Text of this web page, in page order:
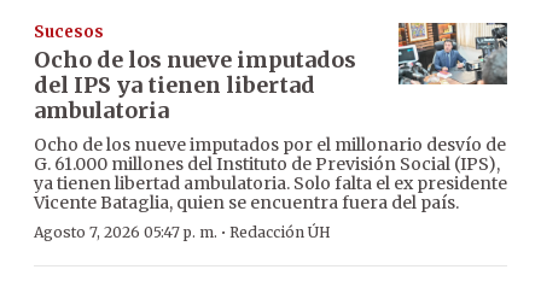
Sucesos
Ocho de los nueve imputados
del IPS ya tienen libertad
ambulatoria
Ocho de los nueve imputados por el millonario desvío de
G. 61.000 millones del Instituto de Previsión Social (IPS),
ya tienen libertad ambulatoria. Solo falta el ex presidente
Vicente Bataglia, quien se encuentra fuera del país.
Agosto 7, 2026 05:47 p. m. · Redacción ÚH